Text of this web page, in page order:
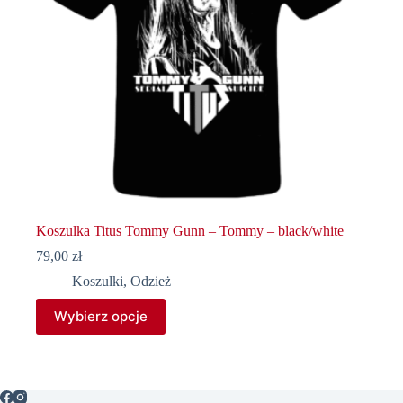
Koszulka Titus Tommy Gunn – Tommy – black/white
79,00 zł
Koszulki, Odzież
Wybierz opcje
Ten
produkt
ma